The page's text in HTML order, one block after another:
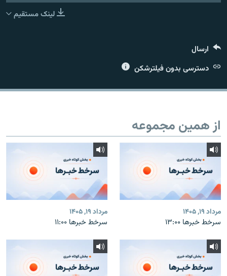
لینک مستقیم
ارسال
دسترسی بدون فیلترشکن
از همین مجموعه
مرداد ۱۹, ۱۴۰۵
سرخط خبرها ۱۳:۰۰
مرداد ۱۹, ۱۴۰۵
سرخط خبرها ۱۱:۰۰